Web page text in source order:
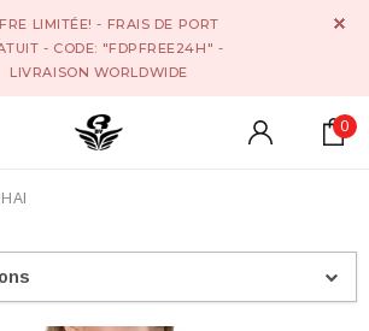
LIMITÉE! - FRAIS DE PORT
- CODE: "FDPFREE24H" -
LIVRAISON WORLDWIDE
0